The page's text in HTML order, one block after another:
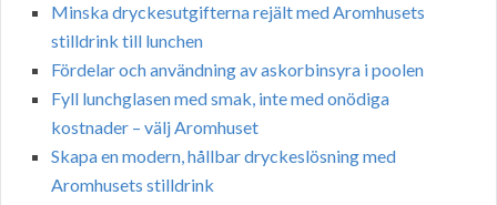
Minska dryckesutgifterna rejält med Aromhusets
stilldrink till lunchen
Fördelar och användning av askorbinsyra i poolen
Fyll lunchglasen med smak, inte med onödiga
kostnader – välj Aromhuset
Skapa en modern, hållbar dryckeslösning med
Aromhusets stilldrink